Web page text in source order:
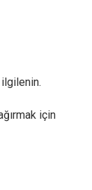
için